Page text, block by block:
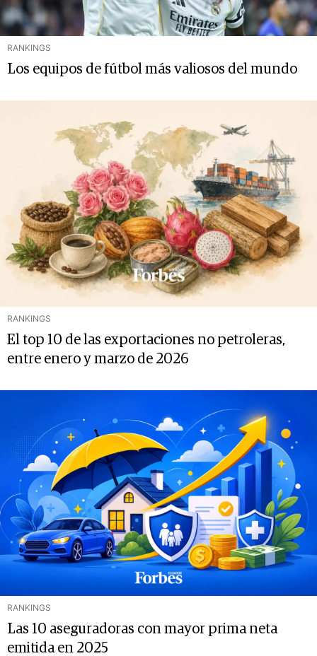
RANKINGS
Los equipos de fútbol más valiosos del mundo
RANKINGS
El top 10 de las exportaciones no petroleras,
entre enero y marzo de 2026
RANKINGS
Las 10 aseguradoras con mayor prima neta
emitida en 2025